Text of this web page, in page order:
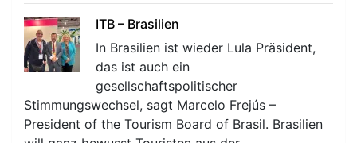
ITB – Brasilien
In Brasilien ist wieder Lula Präsident,
das ist auch ein
gesellschaftspolitischer
Stimmungswechsel, sagt Marcelo Frejús –
President of the Tourism Board of Brasil. Brasilien